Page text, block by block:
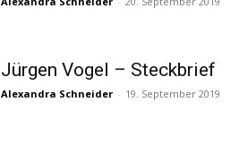
Jürgen Vogel – Steckbrief
Alexandra Schneider - 19. September 2019